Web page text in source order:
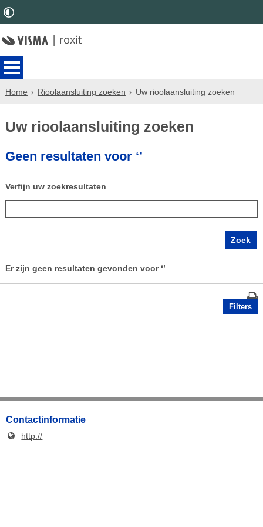
Home Rioolaansluiting zoeken Uw rioolaansluiting zoeken
Uw rioolaansluiting zoeken
Geen resultaten voor ‘’
Verfijn uw zoekresultaten
Er zijn geen resultaten gevonden voor ‘’
Filters
Contactinformatie
http://